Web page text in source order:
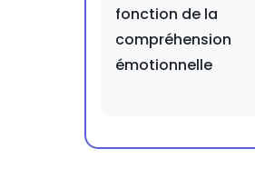
fonction de la
compréhension
émotionnelle